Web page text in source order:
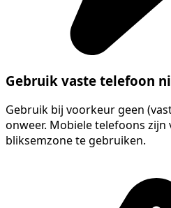
Gebruik vaste telefoon
Gebruik bij voorkeur geen
onweer. Mobiele telefoons zijn
bliksemzone te gebruiken.